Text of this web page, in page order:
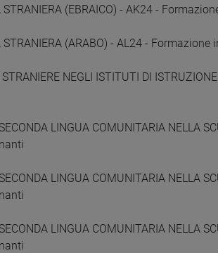
STRANIERA (EBRAICO) - AK24 -
STRANIERA (ARABO) - AL24 -
STRANIERE NEGLI ISTITUTI DI
LINGUA COMUNITARIA NELLA
LINGUA COMUNITARIA NELLA
LINGUA COMUNITARIA NELLA